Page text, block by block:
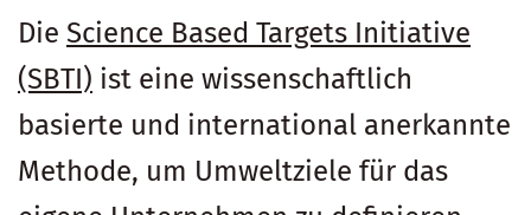
Die Science Based Targets Initiative
(SBTI) ist eine wissenschaftlich
basierte und international anerkannte
Methode, um Umweltziele für das